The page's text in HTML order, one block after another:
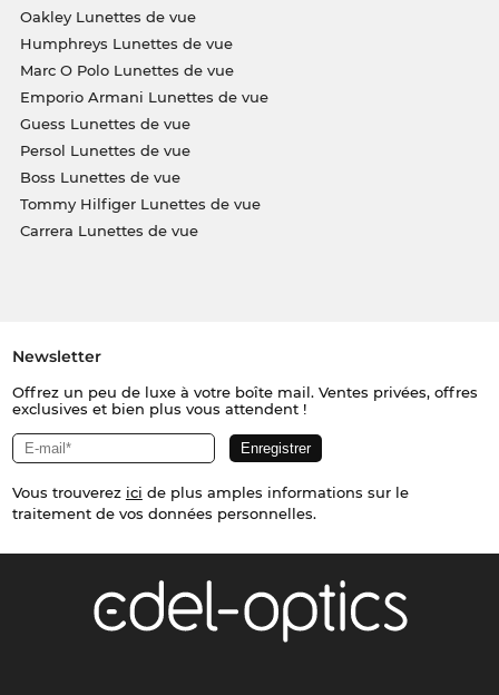
Oakley Lunettes de vue
Humphreys Lunettes de vue
Marc O Polo Lunettes de vue
Emporio Armani Lunettes de vue
Guess Lunettes de vue
Persol Lunettes de vue
Boss Lunettes de vue
Tommy Hilfiger Lunettes de vue
Carrera Lunettes de vue
Newsletter
Offrez un peu de luxe à votre boîte mail. Ventes privées, offres
exclusives et bien plus vous attendent !
Vous trouverez ici de plus amples informations sur le
traitement de vos données personnelles.